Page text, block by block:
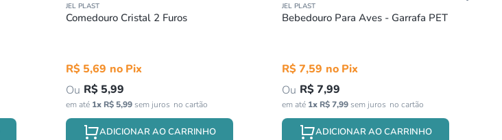
JEL PLAST
Comedouro Cristal 2 Furos
R$ 5,69
R$ 5,99
em até 1x R$ 5,99sem juros
ADICIONAR AO CARRINHO
JEL PLAST
Bebedouro Para Aves - Garrafa PET
R$7,59
R$7,99
em até 1x R$7,99sem juros
ADICIONAR AO CARRINHO